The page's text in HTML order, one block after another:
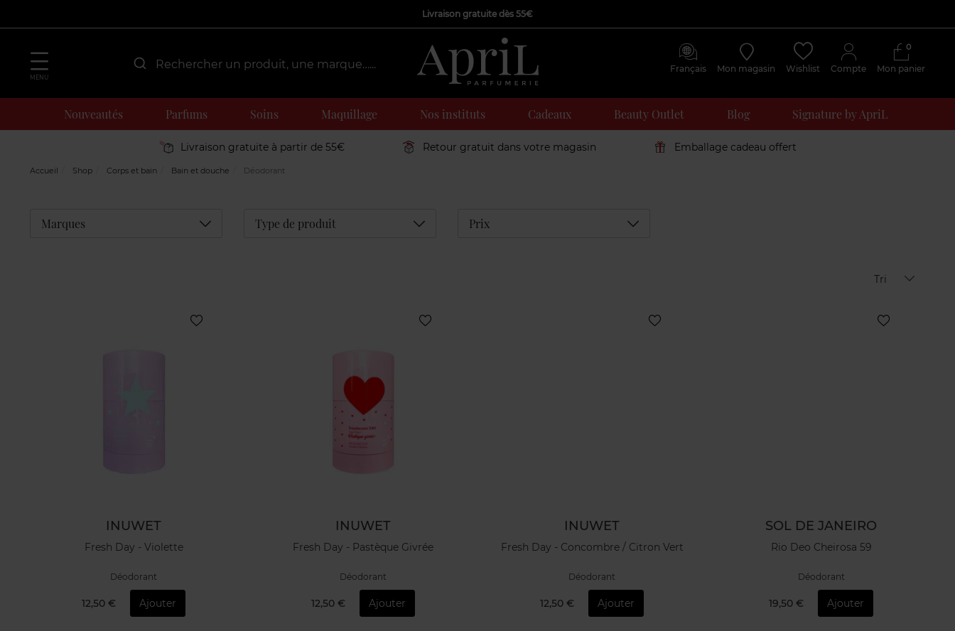
Livraison gratuite dès 55€
MENU
Français Mon magasin Wishlist Compte Mon panier
0
Nouveautés Parfums Soins Maquillage Nos instituts Cadeaux Beauty Outlet Blog Signature by ApriL
Livraison gratuite à partir de 55€ Retour gratuit dans votre magasin Emballage cadeau offert
Accueil Shop Corps et bain Bain et douche Déodorant
Marques Déplier Type de produit Déplier Prix Déplier
Tri
INUWET
Fresh Day - Violette
Déodorant
12,50 € Ajouter
INUWET
Fresh Day - Pastèque Givrée
Déodorant
12,50 € Ajouter
INUWET
Fresh Day - Concombre / Citron Vert
Déodorant
12,50 € Ajouter
SOL DE JANEIRO
Rio Deo Cheirosa 59
Déodorant
19,50 € Ajouter